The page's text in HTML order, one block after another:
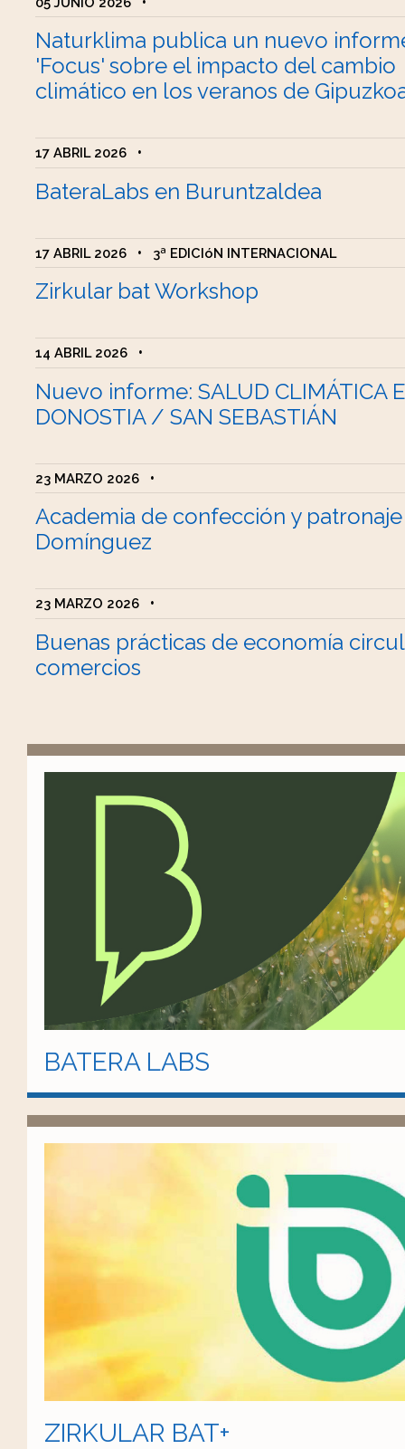
Naturklima publica un nuevo
'Focus' sobre el impacto del cambio
climático en los veranos de
17 ABRIL 2026 •
BateraLabs en Buruntzaldea
17 ABRIL 2026 • 3ª EDICIóN INTERNACIONAL
Zirkular bat Workshop
14 ABRIL 2026 •
Nuevo informe: SALUD CLIMÁTICA
DONOSTIA / SAN SEBASTIÁN
23 MARZO 2026 •
Academia de confección y
Domínguez
23 MARZO 2026 •
Buenas prácticas de economía
comercios
BATERA LABS
ZIRKULAR BAT+